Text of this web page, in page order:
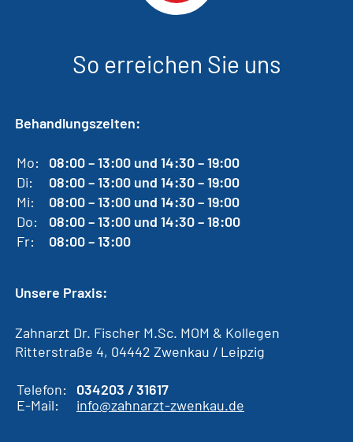
So erreichen Sie uns
Behandlungszeiten:
Mo:
08:00 – 13:00 und 14:30 – 19:00
Di:
08:00 – 13:00 und 14:30 – 19:00
Mi:
08:00 – 13:00 und 14:30 – 19:00
Do:
08:00 – 13:00 und 14:30 – 18:00
Fr:
08:00 – 13:00
Unsere Praxis:
Zahnarzt Dr. Fischer M.Sc. MOM & Kollegen
Ritterstraße 4, 04442 Zwenkau / Leipzig
Telefon:
034203 / 31617
E-Mail:
info@zahnarzt-zwenkau.de